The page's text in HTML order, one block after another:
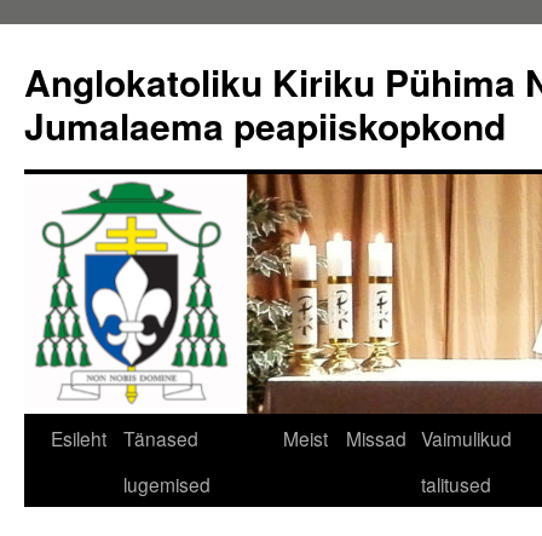
juurde
Anglokatoliku Kiriku Pühima
Jumalaema peapiiskopkond
Esileht
Tänased
lugemised
Meist Missad Vaimulikud
talitused